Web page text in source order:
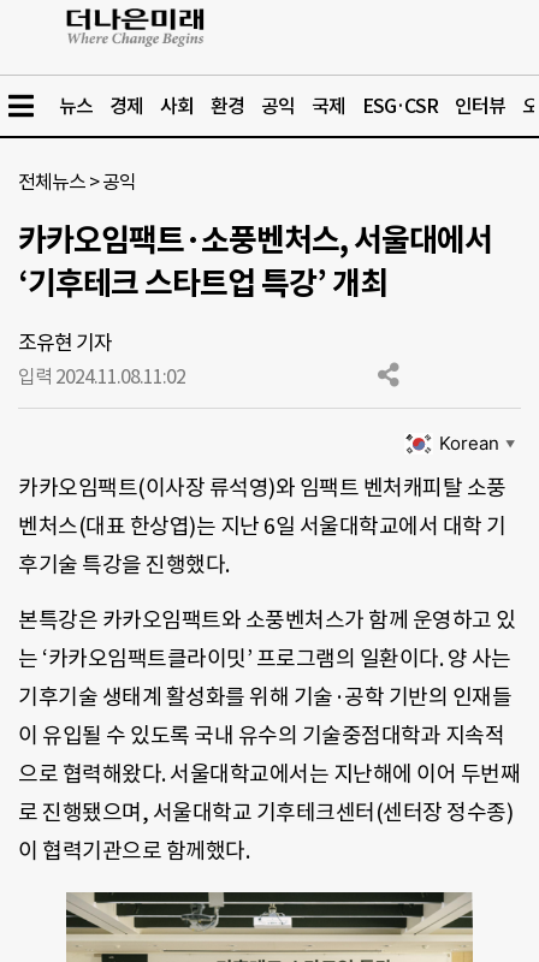
뉴스 경제 사회 환경 공익 국제 ESG·CSR 인터뷰
전체뉴스 >공익
카카오임팩트·소풍벤처스, 서울대에서
‘기후테크 스타트업 특강’ 개최
조유현 기자
입력 2024.11.08.11:02
Korean ▼
카카오임팩트(이사장 류석영)와 임팩트 벤처캐피탈 소풍
벤처스(대표 한상엽)는 지난 6일 서울대학교에서 대학 기
후기술 특강을 진행했다.
본특강은 카카오임팩트와 소풍벤처스가 함께 운영하고 있
는 ‘카카오임팩트클라이밋’ 프로그램의 일환이다. 양 사는
기후기술 생태계 활성화를 위해 기술·공학 기반의 인재들
이 유입될 수 있도록 국내 유수의 기술중점대학과 지속적
으로 협력해왔다. 서울대학교에서는 지난해에 이어 두번째
로 진행됐으며, 서울대학교 기후테크센터(센터장 정수종)
이 협력기관으로 함께했다.